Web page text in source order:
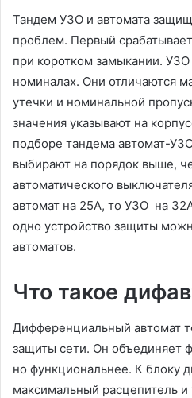
Тандем УЗО и автомата
проблем. Первый
при коротком замыкании.
номиналах. Они отличаются
утечки и номинальной
значения указывают на
подборе тандема автомат-
выбирают на порядок выше,
автоматического
автомат на 25А, то УЗО на
одно устройство защиты
автоматов.
Что такое
Дифференциальный автомат
защиты сети. Он объединяет
но функциональнее. К блоку
максимальный расцепитель и